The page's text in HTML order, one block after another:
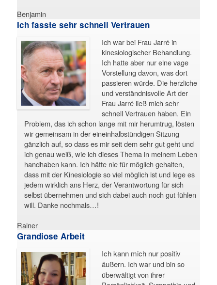
Benjamin
Ich fasste sehr schnell Vertrauen
Ich war bei Frau Jarré in
kinesiologischer Behandlung.
Ich hatte aber nur eine vage
Vorstellung davon, was dort
passieren würde. Die herzliche
und verständnisvolle Art der
Frau Jarré ließ mich sehr
schnell Vertrauen haben. Ein
Problem, das ich schon lange mit mir herumtrug, lösten
wir gemeinsam in der eineinhalbstündigen Sitzung
gänzlich auf, so dass es mir seit dem sehr gut geht und
ich genau weiß, wie ich dieses Thema in meinem Leben
handhaben kann. Ich hätte nie für möglich gehalten,
dass mit der Kinesiologie so viel möglich ist und lege es
jedem wirklich ans Herz, der Verantwortung für sich
selbst übernehmen und sich dabei auch noch gut fühlen
will. Danke nochmals…!
Rainer
Grandiose Arbeit
Ich kann mich nur positiv
äußern. Ich war und bin so
überwältigt von ihrer